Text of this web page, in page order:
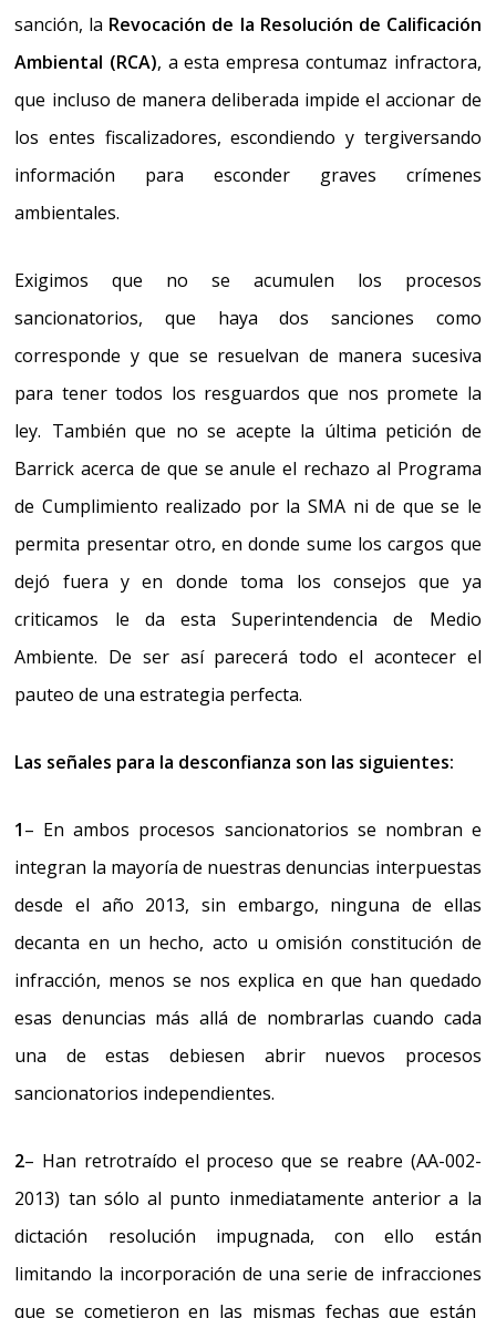
sanción, la Revocación de la Resolución de Calificación
Ambiental (RCA), a esta empresa contumaz infractora,
que incluso de manera deliberada impide el accionar de
los entes fiscalizadores, escondiendo y tergiversando
información para esconder graves crímenes
ambientales.
Exigimos que no se acumulen los procesos
sancionatorios, que haya dos sanciones como
corresponde y que se resuelvan de manera sucesiva
para tener todos los resguardos que nos promete la
ley. También que no se acepte la última petición de
Barrick acerca de que se anule el rechazo al Programa
de Cumplimiento realizado por la SMA ni de que se le
permita presentar otro, en donde sume los cargos que
dejó fuera y en donde toma los consejos que ya
criticamos le da esta Superintendencia de Medio
Ambiente. De ser así parecerá todo el acontecer el
pauteo de una estrategia perfecta.
Las señales para la desconfianza son las siguientes:
1– En ambos procesos sancionatorios se nombran e
integran la mayoría de nuestras denuncias interpuestas
desde el año 2013, sin embargo, ninguna de ellas
decanta en un hecho, acto u omisión constitución de
infracción, menos se nos explica en que han quedado
esas denuncias más allá de nombrarlas cuando cada
una de estas debiesen abrir nuevos procesos
sancionatorios independientes.
2– Han retrotraído el proceso que se reabre (AA-002-
2013) tan sólo al punto inmediatamente anterior a la
dictación resolución impugnada, con ello están
limitando la incorporación de una serie de infracciones
que se cometieron en las mismas fechas que están